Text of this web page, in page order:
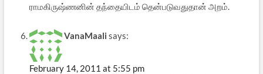
ராமகிருஷ்ணனின் தந்தையிடம் தென்படுவதுதான் அறம்.
VanaMaali says:
February 14, 2011 at 5:55 pm